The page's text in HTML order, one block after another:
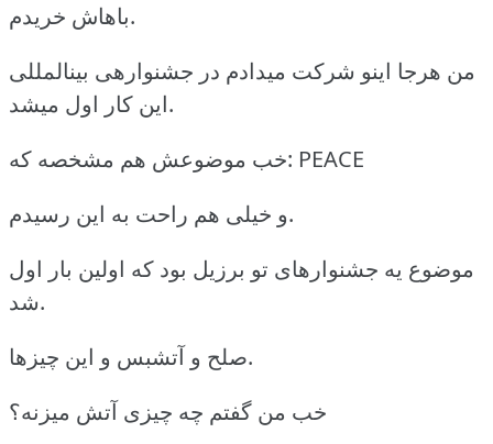
باهاش خریدم.
من هرجا اینو شرکت میدادم در جشنوارهی بینالمللی
این کار اول میشد.
خب موضوعش هم مشخصه که: PEACE
و خیلی هم راحت به این رسیدم.
موضوع یه جشنوارهای تو برزیل بود که اولین بار اول
شد.
صلح و آتشبس و این چیزها.
خب من گفتم چه چیزی آتش میزنه؟